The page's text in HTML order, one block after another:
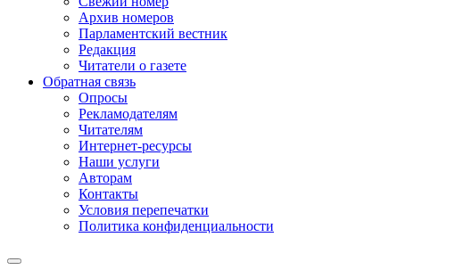
Архив номеров
Парламентский вестник
Редакция
Читатели о газете
Обратная связь
Опросы
Рекламодателям
Читателям
Интернет-ресурсы
Наши услуги
Авторам
Контакты
Условия перепечатки
Политика конфиденциальности